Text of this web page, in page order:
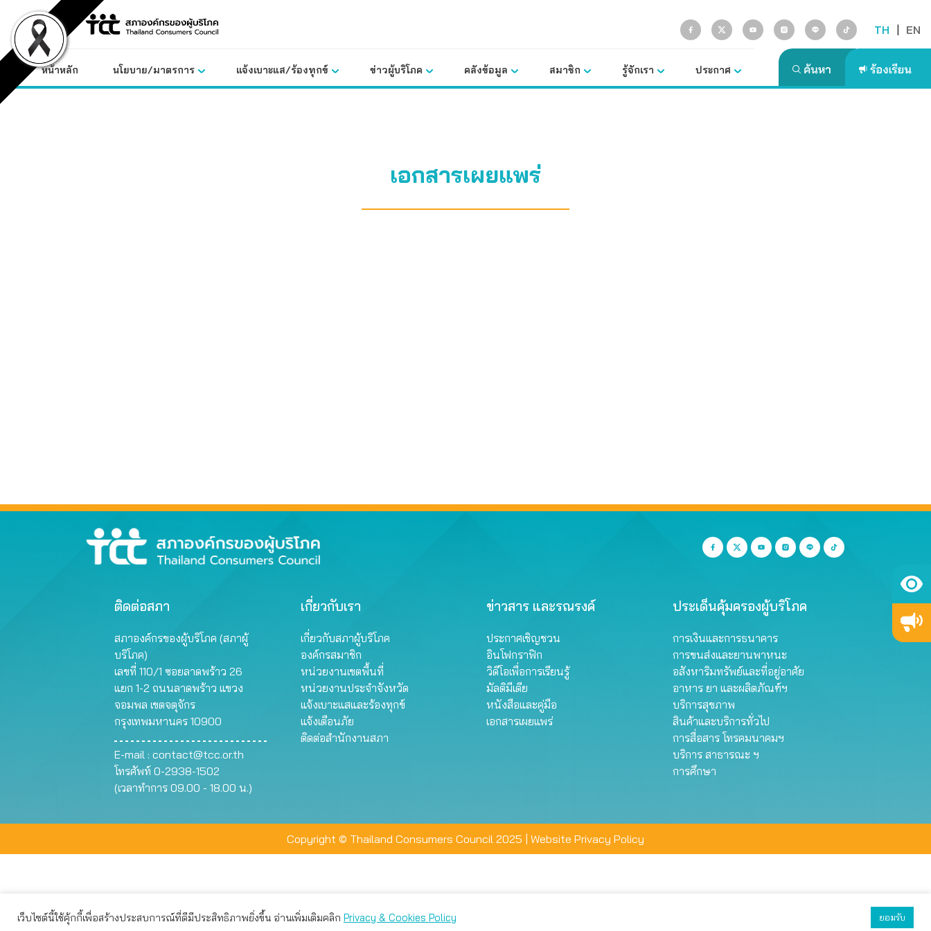
content
TH | EN
หน้าหลัก นโยบาย/มาตรการ แจ้งเบาะแส/ร้องทุกข์ ข่าวผู้บริโภค คลังข้อมูล สมาชิก รู้จักเรา ประกาศ
เอกสารเผยแพร่
ติดต่อสภา
สภาองค์กรของผู้บริโภค (สภาผู้
บริโภค)
เลขที่ 110/1 ซอยลาดพร้าว 26
แยก 1-2 ถนนลาดพร้าว แขวง
จอมพล เขตจตุจักร
กรุงเทพมหานคร 10900
E-mail : contact@tcc.or.th
โทรศัพท์ 0-2938-1502
(เวลาทำการ 09.00 - 18.00 น.)
เกี่ยวกับเรา
เกี่ยวกับสภาผู้บริโภค
องค์กรสมาชิก
หน่วยงานเขตพื้นที่
หน่วยงานประจำจังหวัด
แจ้งเบาะแสและร้องทุกข์
แจ้งเตือนภัย
ติดต่อสำนักงานสภา
ข่าวสาร และรณรงค์
ประกาศเชิญชวน
อินโฟกราฟิก
วิดีโอเพื่อการเรียนรู้
มัลติมีเดีย
หนังสือและคู่มือ
เอกสารเผยแพร่
ประเด็นคุ้มครองผู้บริโภค
การเงินและการธนาคาร
การขนส่งและยานพาหนะ
อสังหาริมทรัพย์และที่อยู่อาศัย
อาหาร ยา และผลิตภัณฑ์ฯ
บริการสุขภาพ
สินค้าและบริการทั่วไป
การสื่อสาร โทรคมนาคมฯ
บริการ สาธารณะ ฯ
การศึกษา
Copyright © Thailand Consumers Council 2025 | Website Privacy Policy
เว็บไซต์นี้ใช้คุ้กกี้เพื่อสร้างประสบการณ์ที่ดีมีประสิทธิภาพยิ่งขึ้น อ่านเพิ่มเติมคลิก Privacy & Cookies Policy ยอมรับ
เว็บไซต์นี้ใช้คุกกี้เพื่อมอบประสบการณ์การใช้งานที่ดีให้แก่ท่าน คุณสามารถเลือกตั้งค่าความเป็นส่วนตัวได้